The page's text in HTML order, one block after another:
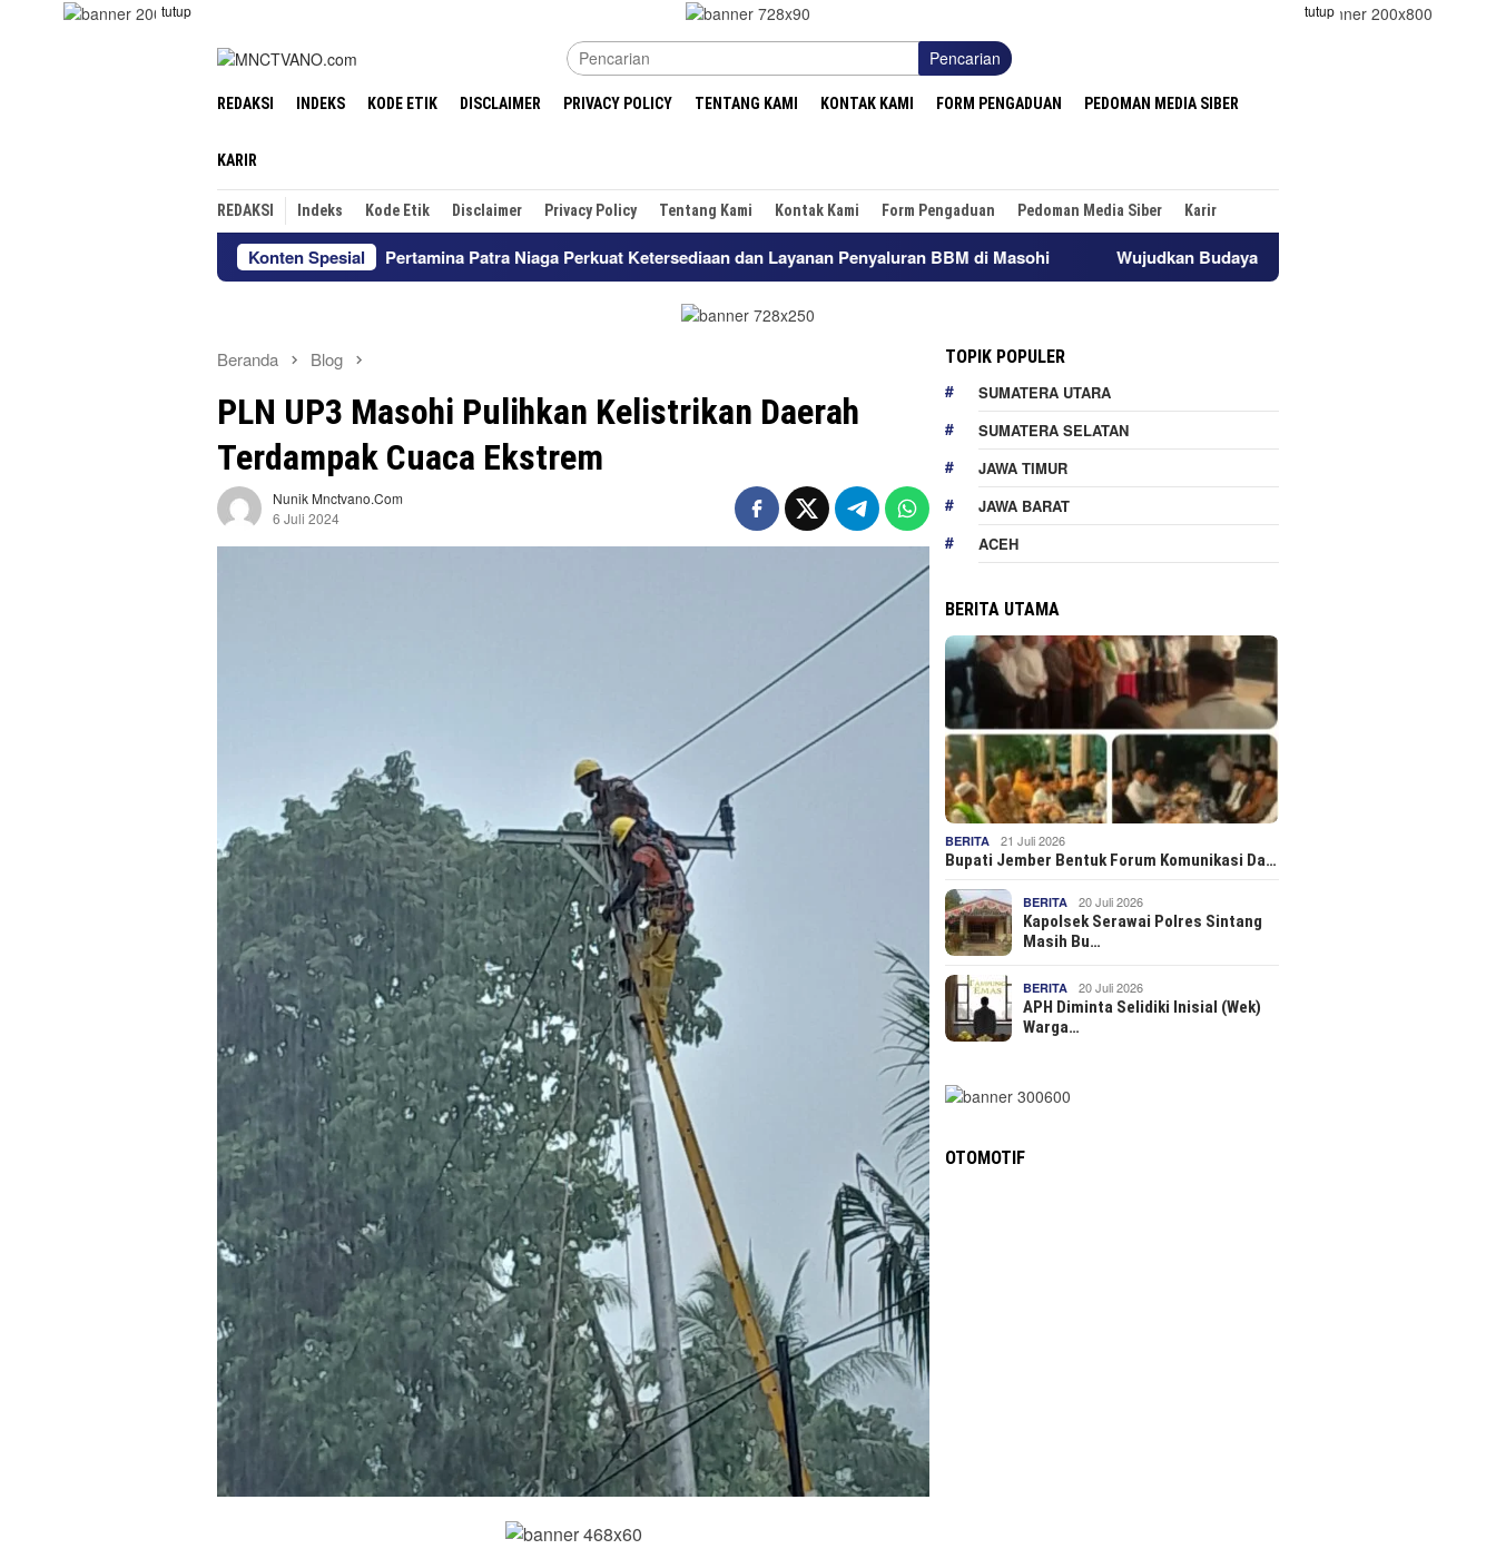
tutup tutup
Pencarian
REDAKSI INDEKS KODE ETIK DISCLAIMER PRIVACY POLICY TENTANG KAMI KONTAK KAMI FORM PENGADUAN PEDOMAN MEDIA SIBER
KARIR
REDAKSI Indeks Kode Etik Disclaimer Privacy Policy Tentang Kami Kontak Kami Form Pengaduan Pedoman Media Siber Karir
Konten Spesial
Pertamina Patra Niaga Perkuat Ketersediaan dan Layanan Penyaluran BBM di Masohi Wujudkan Budaya Pelayanan “Impactful”,Frontliner Bandara
Beranda Blog
PLN UP3 Masohi Pulihkan Kelistrikan Daerah
Terdampak Cuaca Ekstrem
Nunik Mnctvano.com
6 Juli 2024
TOPIK POPULER
SUMATERA UTARA
SUMATERA SELATAN
JAWA TIMUR
JAWA BARAT
ACEH
BERITA UTAMA
BERITA 21 Juli 2026
Bupati Jember Bentuk Forum Komunikasi Da…
BERITA 20 Juli 2026
Kapolsek Serawai Polres Sintang
Masih Bu…
BERITA 20 Juli 2026
APH Diminta Selidiki Inisial (Wek)
Warga…
OTOMOTIF